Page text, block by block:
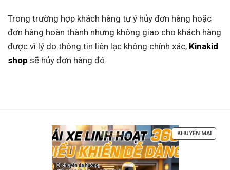
Trong trường hợp khách hàng tự ý hủy đơn hàng hoặc
đơn hàng hoàn thành nhưng không giao cho khách hàng
được vì lý do thông tin liên lạc không chính xác, Kinakid
shop sẽ hủy đơn hàng đó.
KHUYẾN MẠISẢN
PHẨM